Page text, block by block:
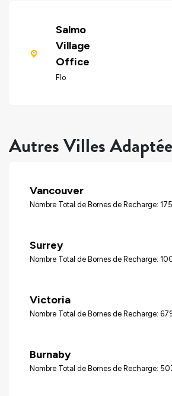
Salmo
Village
Office
Flo
Autres Villes
Vancouver
Nombre Total de Bornes de Recharge:
Surrey
Nombre Total de Bornes de Recharge:
Victoria
Nombre Total de Bornes de Recharge:
Burnaby
Nombre Total de Bornes de Recharge: